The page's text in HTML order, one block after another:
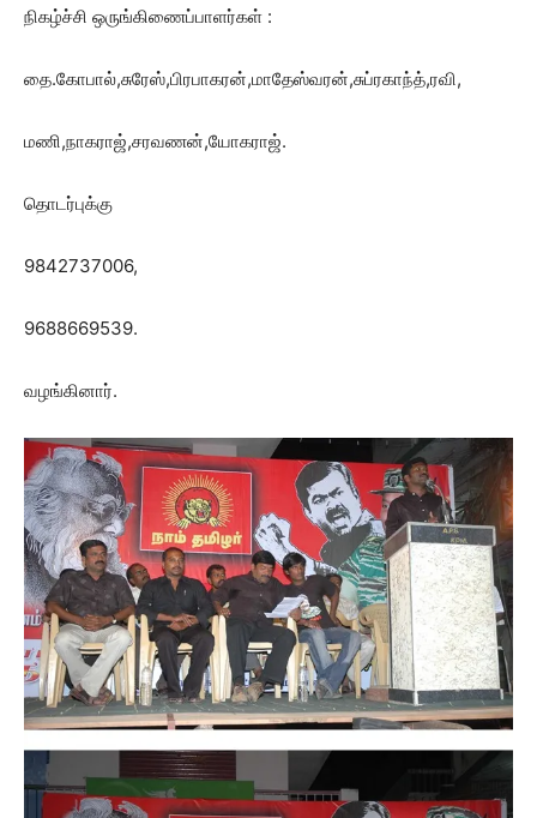
நிகழ்ச்சி ஒருங்கிணைப்பாளர்கள் :
தை.கோபால்,சுரேஸ்,பிரபாகரன்,மாதேஸ்வரன்,சுப்ரகாந்த்,ரவி,
மணி,நாகராஜ்,சரவணன்,யோகராஜ்.
தொடர்புக்கு
9842737006,
9688669539.
வழங்கினார்.